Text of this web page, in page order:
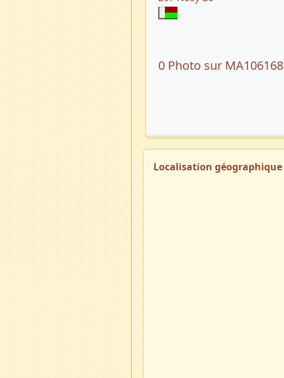
0 Photo sur MA106168
Localisation géographique